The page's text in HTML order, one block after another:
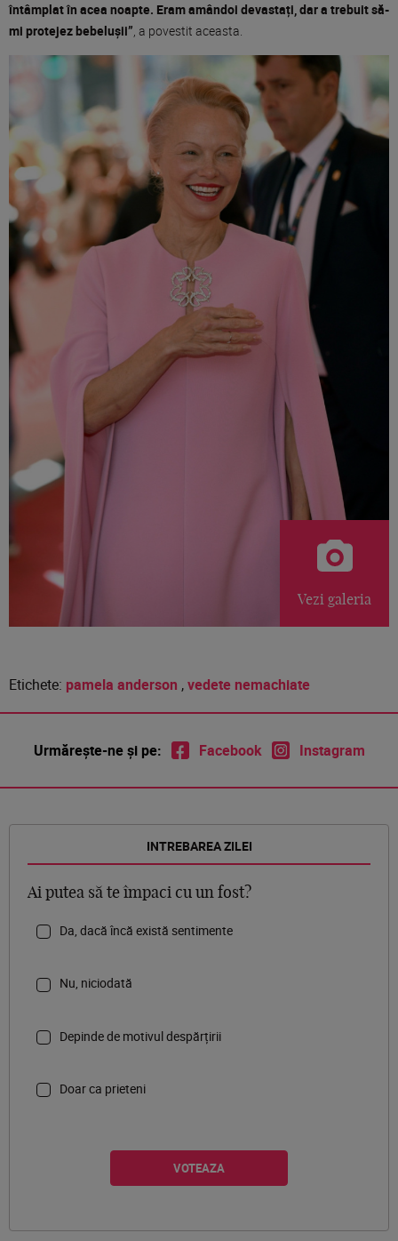
întâmplat în acea noapte. Eram amândoi devastați, dar a trebuit să-
mi protejez bebelușii”, a povestit aceasta.
Vezi galeria
Etichete: pamela anderson ,vedete nemachiate
Urmărește-ne și pe: Facebook Instagram
INTREBAREA ZILEI
Ai putea să te împaci cu un fost?
Da, dacă încă există sentimente
Nu, niciodată
Depinde de motivul despărțirii
Doar ca prieteni